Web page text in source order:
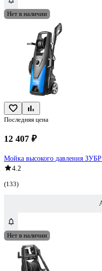
Нет в наличии
Последняя цена
12 407 ₽
Мойка высокого давления
4.2
(133)
Нет в наличии